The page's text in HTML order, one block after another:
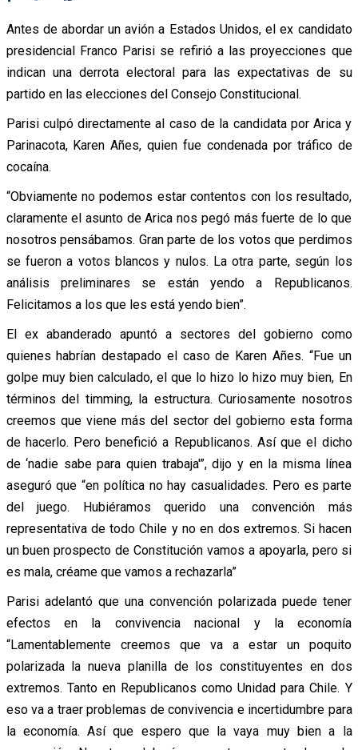
Antes de abordar un avión a Estados Unidos, el ex candidato
presidencial Franco Parisi se refirió a las proyecciones que
indican una derrota electoral para las expectativas de su
partido en las elecciones del Consejo Constitucional.
Parisi culpó directamente al caso de la candidata por Arica y
Parinacota, Karen Añes, quien fue condenada por tráfico de
cocaína.
“Obviamente no podemos estar contentos con los resultado,
claramente el asunto de Arica nos pegó más fuerte de lo que
nosotros pensábamos. Gran parte de los votos que perdimos
se fueron a votos blancos y nulos. La otra parte, según los
análisis preliminares se están yendo a Republicanos.
Felicitamos a los que les está yendo bien”.
El ex abanderado apuntó a sectores del gobierno como
quienes habrían destapado el caso de Karen Añes. “Fue un
golpe muy bien calculado, el que lo hizo lo hizo muy bien, En
términos del timming, la estructura. Curiosamente nosotros
creemos que viene más del sector del gobierno esta forma
de hacerlo. Pero benefició a Republicanos. Así que el dicho
de ‘nadie sabe para quien trabaja'”, dijo y en la misma línea
aseguró que “en política no hay casualidades. Pero es parte
del juego. Hubiéramos querido una convención más
representativa de todo Chile y no en dos extremos. Si hacen
un buen prospecto de Constitución vamos a apoyarla, pero si
es mala, créame que vamos a rechazarla”
Parisi adelantó que una convención polarizada puede tener
efectos en la convivencia nacional y la economía
“Lamentablemente creemos que va a estar un poquito
polarizada la nueva planilla de los constituyentes en dos
extremos. Tanto en Republicanos como Unidad para Chile. Y
eso va a traer problemas de convivencia e incertidumbre para
la economía. Así que espero que la vaya muy bien a la